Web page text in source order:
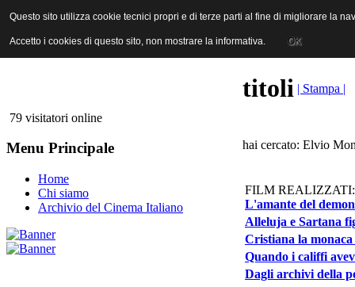
ANICA | Associazione Nazionale Industrie Cinematografiche
79 visitatori online
Menu Principale
Home
Chi siamo
Archivio del Cinema Italiano
titoli | Stampa |
hai cercato: Elvio
FILM REALIZZATI:
L'amante del
Alleluja e Sartana
Cristiana la
Quando i califfi
Dagli archivi della
Questo sito utilizza cookie tecnici propri e di terze parti al fine di migliorare la
Accetto i cookies di questo sito, non mostrare la informativa. OK
Questo sito utilizza cookie tecnici propri e di terze parti al fine di migliorare la
Accetto i cookies di questo sito, non mostrare la informativa. OK